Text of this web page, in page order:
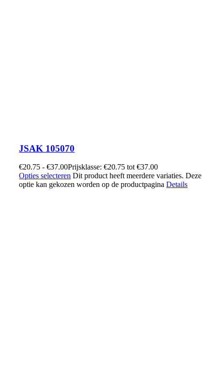
JSAK 105070
€20.75 - €37.00Prijsklasse: €20.75 tot €37.00
Opties selecteren Dit product heeft meerdere variaties. Deze
optie kan gekozen worden op de productpaginaDetails